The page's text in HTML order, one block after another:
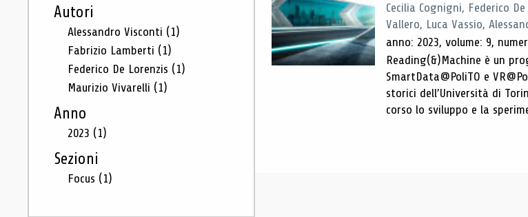
Autori
Alessandro Visconti (1)
Fabrizio Lamberti (1)
Federico De Lorenzis (1)
Maurizio Vivarelli (1)
Anno
2023 (1)
Sezioni
Focus (1)
Cecilia Cognigni, Federico
Vallero, Luca Vassio,
anno: 2023, volume: 9,
Reading(&)Machine è un
SmartData@PoliTO e
storici dell’Università di
corso lo sviluppo e la